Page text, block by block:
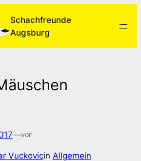
Schachfreunde
Augsburg
—von
Vuckovicin Allgemein